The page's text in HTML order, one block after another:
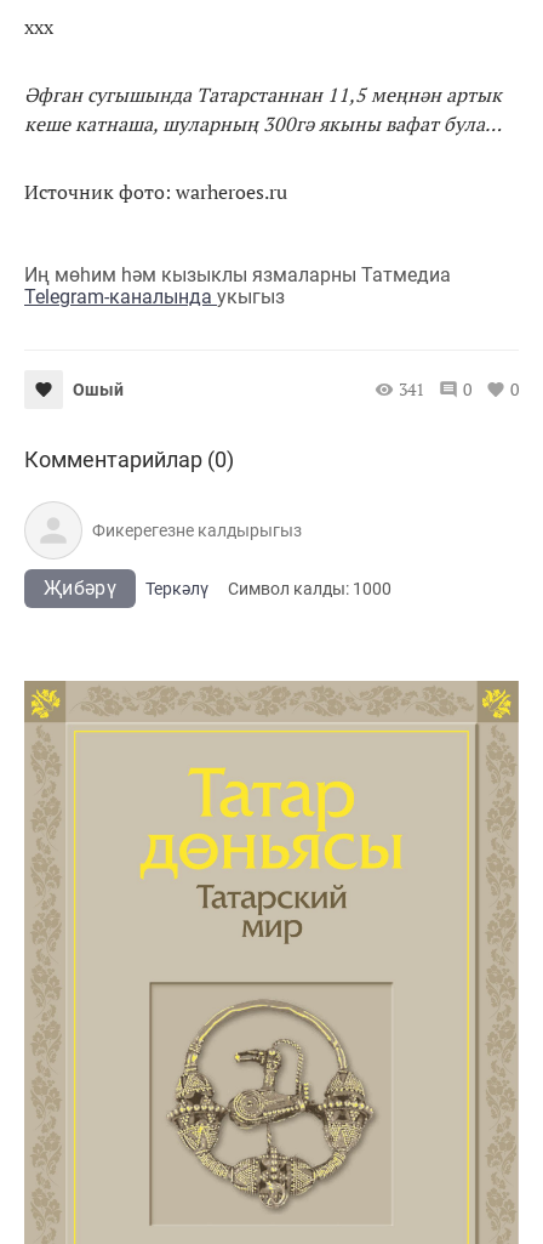
ххх
Әфган сугышында Татарстаннан11,5меңнән артык
кеше катнаша, шуларның 300гә якыны вафат була…
Источник фото: warheroes.ru
Иң мөһим һәм кызыклы язмаларны Татмедиа
Telegram-каналында укыгыз
Ошый 341 0 0
Комментарийлар (0)
Җибәрү Теркәлү Cимвол калды: 1000